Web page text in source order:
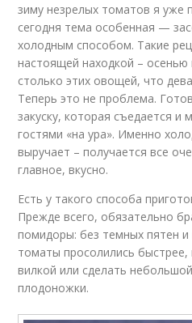
зиму незрелых томатов я уже
сегодня тема особенная —
холодным способом. Такие
настоящей находкой – осенью
столько этих овощей, что
Теперь это не проблема.
закуску, которая съедается
гостями «на ура». Именно
выручает – получается все
главное, вкусно.
Есть у такого способа
Прежде всего, обязательно
помидоры: без темных пятен
томаты просолились быстрее,
вилкой или сделать
плодоножки.